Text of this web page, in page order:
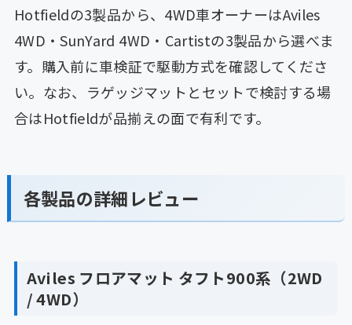
Hotfieldの3製品から、4WD車オーナーはAviles
4WD・SunYard 4WD・Cartistの3製品から選べま
す。購入前に車検証で駆動方式を確認してくださ
い。なお、ラゲッジマットとセットで検討する場
合はHotfieldが品揃えの面で有利です。
各製品の詳細レビュー
Aviles フロアマット タフト900系（2WD
/ 4WD）